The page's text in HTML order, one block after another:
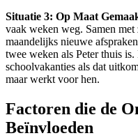
Situatie 3: Op Maat
vaak weken weg. Samen
maandelijks nieuwe
twee weken als Peter thuis
schoolvakanties als dat
maar werkt voor hen.
Factoren die de
Beïnvloeden